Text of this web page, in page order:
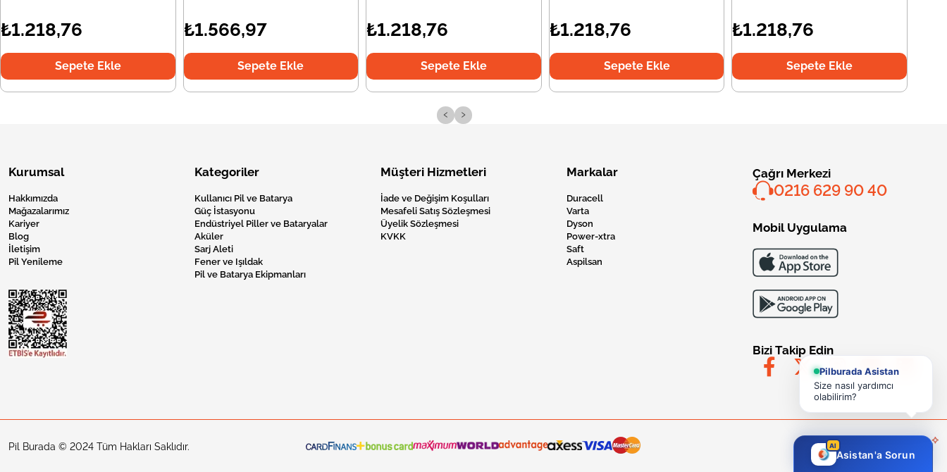
₺1.218,76
Sepete Ekle
₺1.566,97
Sepete Ekle
₺1.218,76
Sepete Ekle
₺1.218,76
Sepete Ekle
₺1.218,76
Sepete Ekle
‹ ›
Kurumsal
Hakkımızda
Mağazalarımız
Kariyer
Blog
İletişim
Pil Yenileme
Kategoriler
Kullanıcı Pil ve Batarya
Güç İstasyonu
Endüstriyel Piller ve Bataryalar
Aküler
Sarj Aleti
Fener ve Işıldak
Pil ve Batarya Ekipmanları
Müşteri Hizmetleri
İade ve Değişim Koşulları
Mesafeli Satış Sözleşmesi
Üyelik Sözleşmesi
KVKK
Markalar
Duracell
Varta
Dyson
Power-xtra
Saft
Aspilsan
Çağrı Merkezi
0216 629 90 40
Mobil Uygulama
Bizi Takip Edin
Pil Burada © 2024 Tüm Hakları Saklıdır.
Pilburada Asistan
Size nasıl yardımcı
olabilirim?
AI
Asistan'a Sorun